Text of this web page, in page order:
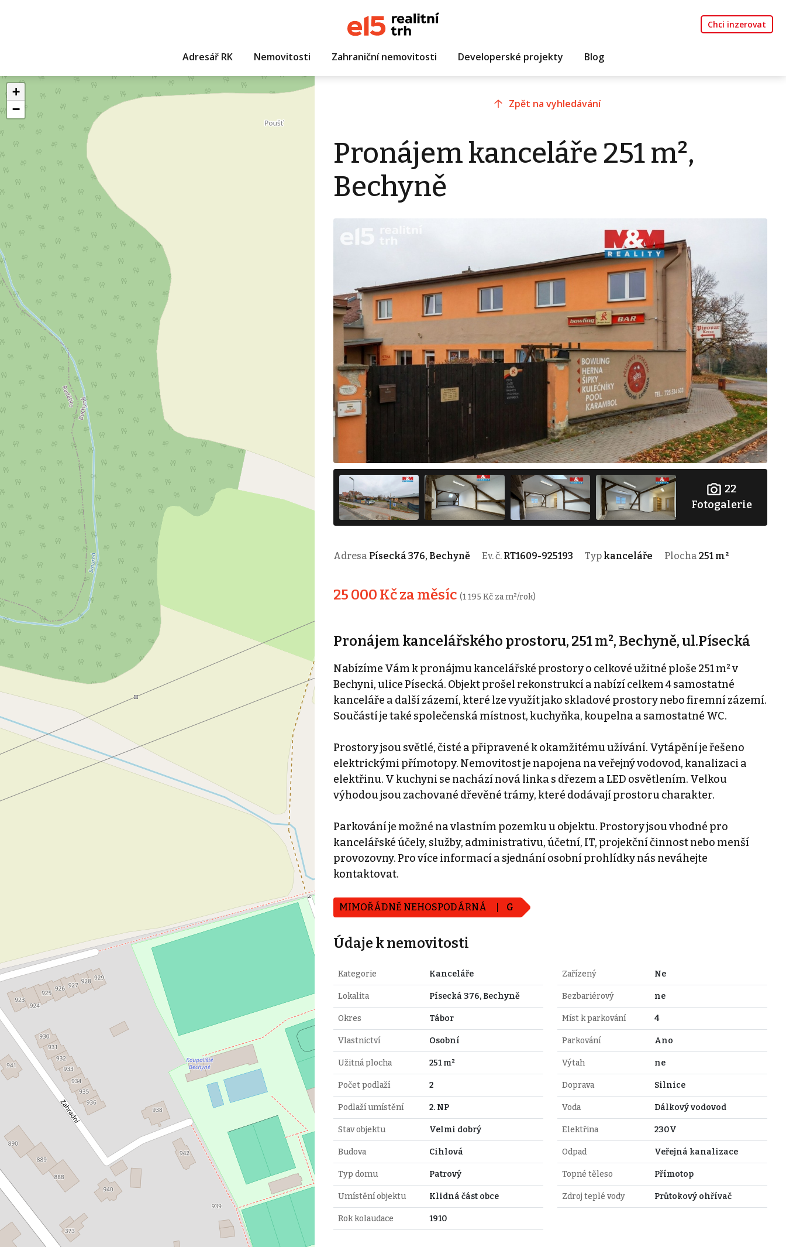
Chci inzerovat
Adresář RK Nemovitosti Zahraniční nemovitosti Developerské projekty Blog
+
−
Zpět na vyhledávání
Pronájem kanceláře 251 m²,
Bechyně
22
Fotogalerie
Adresa Písecká 376, Bechyně Ev. č. RT1609-925193 Typ kanceláře Plocha 251 m²
25 000 Kč za měsíc (1 195 Kč za m²/rok)
Pronájem kancelářského prostoru, 251 m², Bechyně, ul.Písecká
Nabízíme Vám k pronájmu kancelářské prostory o celkové užitné ploše 251 m² v
Bechyni, ulice Písecká. Objekt prošel rekonstrukcí a nabízí celkem 4 samostatné
kanceláře a další zázemí, které lze využít jako skladové prostory nebo firemní zázemí.
Součástí je také společenská místnost, kuchyňka, koupelna a samostatné WC.
Prostory jsou světlé, čisté a připravené k okamžitému užívání. Vytápění je řešeno
elektrickými přímotopy. Nemovitost je napojena na veřejný vodovod, kanalizaci a
elektřinu. V kuchyni se nachází nová linka s dřezem a LED osvětlením. Velkou
výhodou jsou zachované dřevěné trámy, které dodávají prostoru charakter.
Parkování je možné na vlastním pozemku u objektu. Prostory jsou vhodné pro
kancelářské účely, služby, administrativu, účetní, IT, projekční činnost nebo menší
provozovny. Pro více informací a sjednání osobní prohlídky nás neváhejte
kontaktovat.
MIMOŘÁDNĚ NEHOSPODÁRNÁ G
Údaje k nemovitosti
Kategorie Kanceláře
Lokalita Písecká 376, Bechyně
Okres Tábor
Vlastnictví Osobní
Užitná plocha 251 m²
Počet podlaží 2
Podlaží umístění 2. NP
Stav objektu Velmi dobrý
Budova Cihlová
Typ domu Patrový
Umístění objektu Klidná část obce
Rok kolaudace 1910
Zařízený Ne
Bezbariérový ne
Míst k parkování 4
Parkování Ano
Výtah ne
Doprava Silnice
Voda Dálkový vodovod
Elektřina 230V
Odpad Veřejná kanalizace
Topné těleso Přímotop
Zdroj teplé vody Průtokový ohřívač